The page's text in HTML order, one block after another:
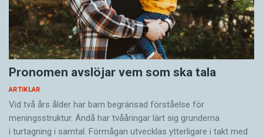
Pronomen avslöjar vem som ska tala
ARTIKLAR
Vid två års ålder har barn begränsad förståelse för
meningsstruktur. Ändå har tvååringar lärt sig grunderna
i turtagning i samtal. Förmågan utvecklas ytterligare i takt med